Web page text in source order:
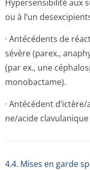
Hypersensibilité aux
ou à l’un
· Antécédents de
sévère (parex.,
(par ex., une
monobactame).
· Antécédent
ne/acide
4.4. Mises en garde